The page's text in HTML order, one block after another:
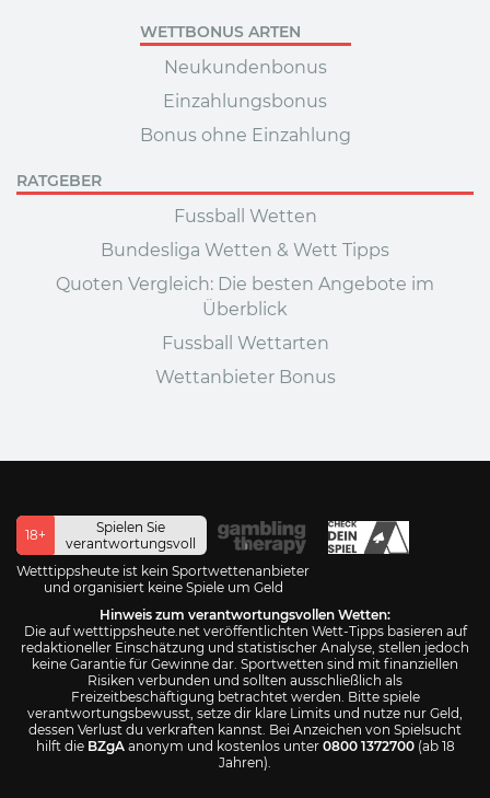
WETTBONUS ARTEN
Neukundenbonus
Einzahlungsbonus
Bonus ohne Einzahlung
RATGEBER
Fussball Wetten
Bundesliga Wetten & Wett Tipps
Quoten Vergleich: Die besten Angebote im
Überblick
Fussball Wettarten
Wettanbieter Bonus
18+
Spielen Sie
verantwortungsvoll
Wetttippsheute ist kein Sportwettenanbieter
und organisiert keine Spiele um Geld
Hinweis zum verantwortungsvollen Wetten:
Die auf wetttippsheute.net veröffentlichten Wett-Tipps basieren auf
redaktioneller Einschätzung und statistischer Analyse, stellen jedoch
keine Garantie für Gewinne dar. Sportwetten sind mit finanziellen
Risiken verbunden und sollten ausschließlich als
Freizeitbeschäftigung betrachtet werden. Bitte spiele
verantwortungsbewusst, setze dir klare Limits und nutze nur Geld,
dessen Verlust du verkraften kannst. Bei Anzeichen von Spielsucht
hilft die BZgAanonym und kostenlos unter 0800 1372700(ab 18
Jahren).